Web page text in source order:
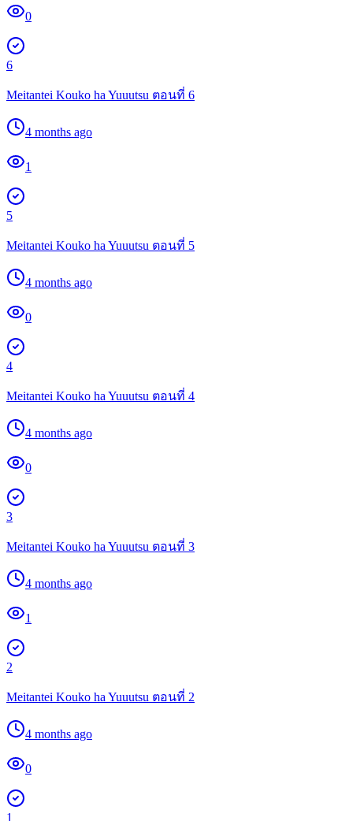
0
6
Meitantei Kouko ha Yuuutsu ตอนที่ 6
4 months ago
1
5
Meitantei Kouko ha Yuuutsu ตอนที่ 5
4 months ago
0
4
Meitantei Kouko ha Yuuutsu ตอนที่ 4
4 months ago
0
3
Meitantei Kouko ha Yuuutsu ตอนที่ 3
4 months ago
1
2
Meitantei Kouko ha Yuuutsu ตอนที่ 2
4 months ago
0
1